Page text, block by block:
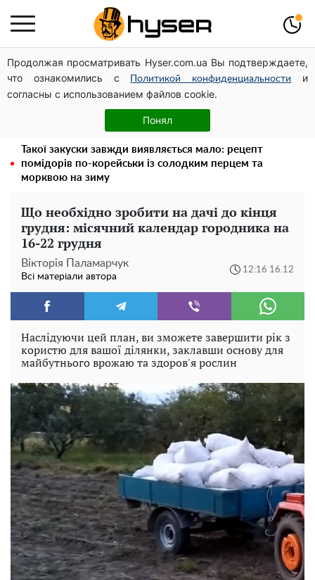
Продолжая просматривать Hyser.com.ua Вы подтверждаете,
что ознакомились с
Политикой конфиденциальности
и
согласны с использованием файлов cookie.
Понял
Дрони із націнкою: Олександр Конотопський вивів
мільйони оборонного бюджету через фіктивну фірму в
Естонії
Олена Тополя злив відео – це далеко не все: фронтмен
"Антитіла" Тарас Тополя став наступним
Такої закуски завжди виявляється мало: рецепт
помідорів по-корейськи із солодким перцем та
морквою на зиму
Що необхідно зробити на дачі до кінця
грудня: місячний календар городника на
16-22 грудня
Вікторія Паламарчук
Всі матеріали автора
12:16 16.12
Наслідуючи цей план, ви зможете завершити рік з
користю для вашої ділянки, заклавши основу для
майбутнього врожаю та здоров'я рослин